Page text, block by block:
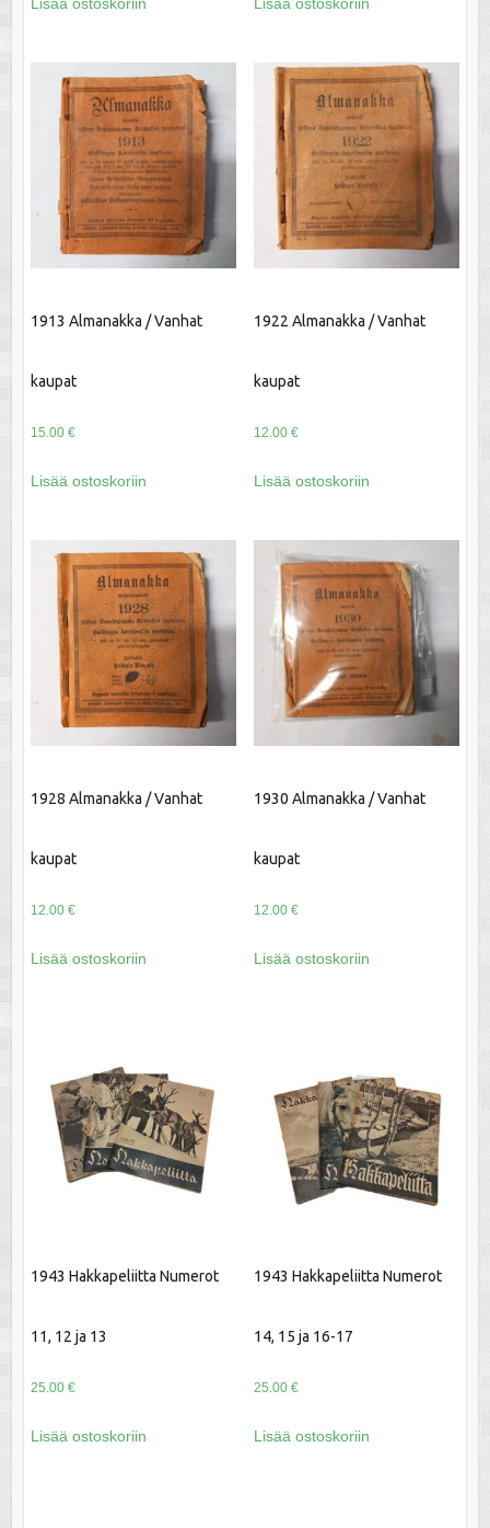
oli:
on:
1913 Almanakka / Vanhat
kaupat
15.00 €
Lisää ostoskoriin
1922 Almanakka / Vanhat
kaupat
12.00 €
Lisää ostoskoriin
1928 Almanakka / Vanhat
kaupat
12.00 €
Lisää ostoskoriin
1930 Almanakka / Vanhat
kaupat
12.00 €
Lisää ostoskoriin
1943 Hakkapeliitta Numerot
11, 12 ja 13
25.00 €
Lisää ostoskoriin
1943 Hakkapeliitta Numerot
14, 15 ja 16-17
25.00 €
Lisää ostoskoriin